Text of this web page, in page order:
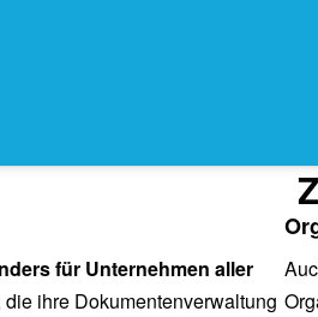
für Unternehmen aller
die ihre Dokumentenverwaltung